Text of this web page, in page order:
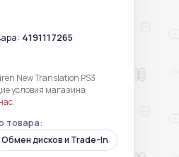
4191117265
New Translation PS3
условия магазина
.
товара:
Обмен дисков и Trade-In